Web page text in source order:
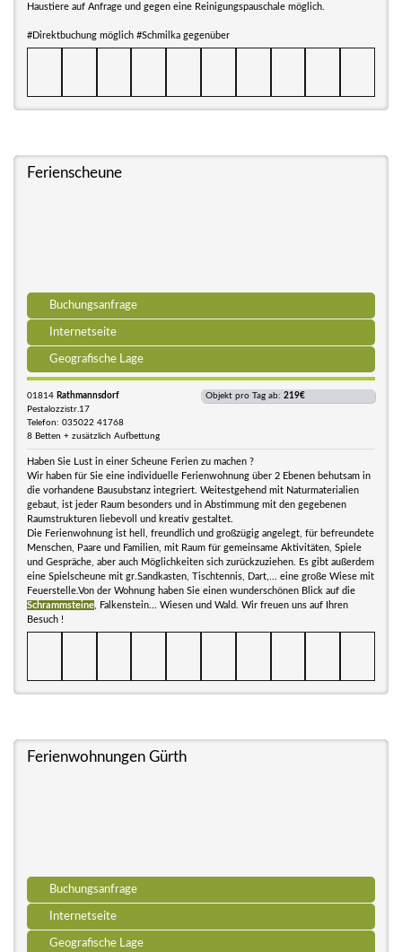
Haustiere auf Anfrage und gegen eine Reinigungspauschale möglich.
#Direktbuchung möglich #Schmilka gegenüber
Ferienscheune
Buchungsanfrage
Internetseite
Geografische Lage
01814 Rathmannsdorf
Pestalozzistr.17
Telefon: 035022 41768
8 Betten + zusätzlich Aufbettung
Objekt pro Tag ab: 219€
Haben Sie Lust in einer Scheune Ferien zu machen ?
Wir haben für Sie eine individuelle Ferienwohnung über 2 Ebenen behutsam in
die vorhandene Bausubstanz integriert. Weitestgehend mit Naturmaterialien
gebaut, ist jeder Raum besonders und in Abstimmung mit den gegebenen
Raumstrukturen liebevoll und kreativ gestaltet.
Die Ferienwohnung ist hell, freundlich und großzügig angelegt, für befreundete
Menschen, Paare und Familien, mit Raum für gemeinsame Aktivitäten, Spiele
und Gespräche, aber auch Möglichkeiten sich zurückzuziehen. Es gibt außerdem
eine Spielscheune mit gr.Sandkasten, Tischtennis, Dart,... eine große Wiese mit
Feuerstelle.Von der Wohnung haben Sie einen wunderschönen Blick auf die
Schrammsteine , Falkenstein... Wiesen und Wald. Wir freuen uns auf Ihren
Besuch !
Ferienwohnungen Gürth
Buchungsanfrage
Internetseite
Geografische Lage